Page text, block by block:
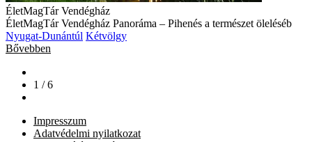
ÉletMagTár Vendégház
ÉletMagTár Vendégház Panoráma – Pihenés a természet öleléséb
Nyugat-Dunántúl Kétvölgy
Bővebben
1 / 6
Impresszum
Adatvédelmi nyilatkozat